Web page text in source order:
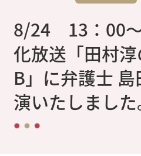
8/24 13：00
化放送「田村
B」に弁護士
演いたしました